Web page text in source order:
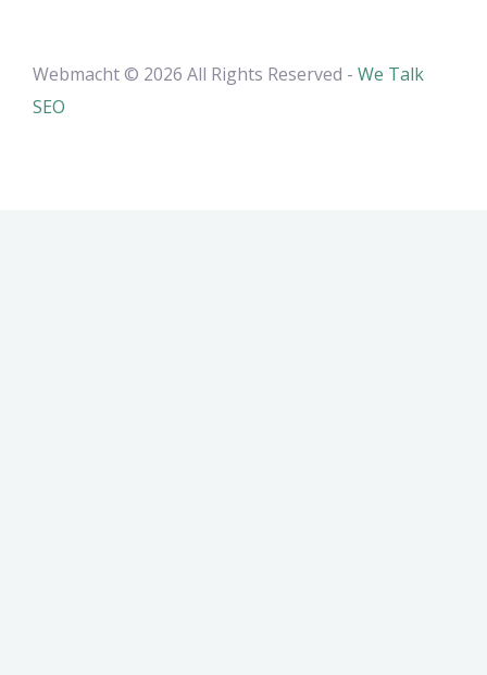
Webmacht © 2026 All Rights Reserved - We Talk
SEO